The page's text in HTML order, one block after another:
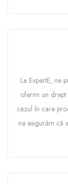
La ExpertE, ne
oferim un
cazul în care
ne asigurăm că